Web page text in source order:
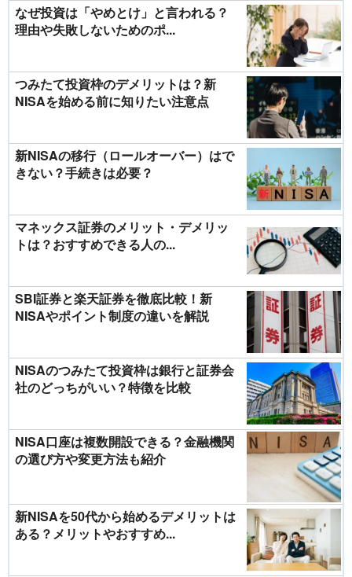
なぜ投資は「やめとけ」と言われる？
理由や失敗しないためのポ...
つみたて投資枠のデメリットは？新
NISAを始める前に知りたい注意点
新NISAの移行（ロールオーバー）はで
きない？手続きは必要？
マネックス証券のメリット・デメリッ
トは？おすすめできる人の...
SBI証券と楽天証券を徹底比較！新
NISAやポイント制度の違いを解説
NISAのつみたて投資枠は銀行と証券会
社のどっちがいい？特徴を比較
NISA口座は複数開設できる？金融機関
の選び方や変更方法も紹介
新NISAを50代から始めるデメリットは
ある？メリットやおすすめ...